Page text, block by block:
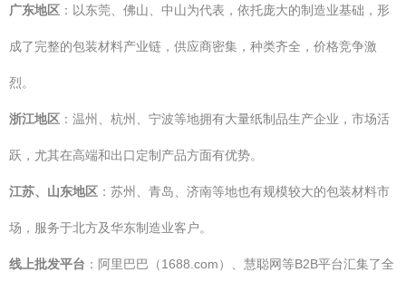
广东地区 ：以东莞、佛山、中山为代表，依托庞大的制造业基础，形
成了完整的包装材料产业链，供应商密集，种类齐全，价格竞争激
烈。
浙江地区 ：温州、杭州、宁波等地拥有大量纸制品生产企业，市场活
跃，尤其在高端和出口定制产品方面有优势。
江苏、山东地区 ：苏州、青岛、济南等地也有规模较大的包装材料市
场，服务于北方及华东制造业客户。
线上批发平台 ：阿里巴巴（1688.com）、慧聪网等B2B平台汇集了全